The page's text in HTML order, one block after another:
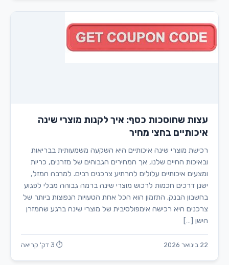
עצות שחוסכות כסף: איך לקנות מוצרי שינה
איכותיים בחצי מחיר
רכישת מוצרי שינה איכותיים היא השקעה משמעותית בבריאות
ובאיכות החיים שלנו, אך המחירים הגבוהים של מזרנים, כריות
ומצעים איכותיים עלולים להרתיע צרכנים רבים. למרבה המזל,
ישנן דרכים חכמות לרכוש מוצרי שינה ברמה גבוהה מבלי לפגוע
בחשבון הבנק. התזמון הוא הכל אחת הטעויות הנפוצות ביותר של
צרכנים היא רכישה אימפולסיבית של מוצרי שינה ברגע שהמזרן
הישן […]
22 בינואר 2026 ⏱ 3 דק' קריאה